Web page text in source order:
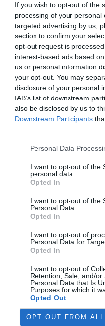
If you wish to opt-out of the
processing of your personal
targeted advertising by us,
section to confirm your
opt-out request is
interest-based ads based
us or personal information
your opt-out. You may
disclosure of your personal
IAB’s list of downstream
also be disclosed by us to
Downstream Participants
Personal Data
I want to opt-out of the
personal data.
Opted In
I want to opt-out of the
Personal Data.
Opted In
I want to opt-out of
Personal Data for
Opted In
I want to opt-out of
Retention, Sale, and/or
Personal Data that Is
Purposes for which it
Opted Out
OPT OUT FROM ALL
Celníci odhalili gang
stovku ptáků
5.8.2026 20:13 (ČTK)
zajištěním zvířat celníkům
ostravské zahradě také
tiskové zprávě nawebucelníků
Martina Kaňková. Případem se
pronásledovali velrybáře
jejich loď, která
patřící nadaci kanadsko-
palubě nebyl. Píše o tom
policii.
Záchranná stanice v
volně žijících zvířat
5.8.2026 17:40 | PRAHA (